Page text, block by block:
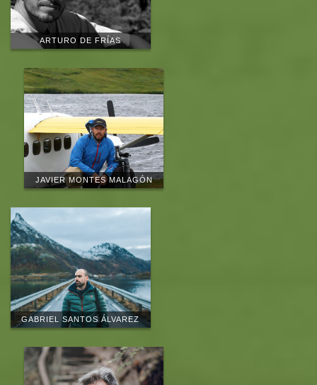
Serán excursiones de entre 4 y 5 horas, una por la mañana y
otra por la tarde.
diferentes puntos de observación con el objetivo de realizar
observaciones en diferentes localizaciones y ambientes.
30 de agosto
Desayuno y despedida.
ARTURO DE FRÍAS
JAVIER MONTES MALAGÓN
GABRIEL SANTOS ÁLVAREZ